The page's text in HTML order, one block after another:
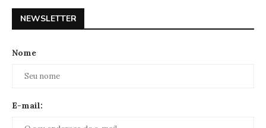
NEWSLETTER
Nome
E-mail: